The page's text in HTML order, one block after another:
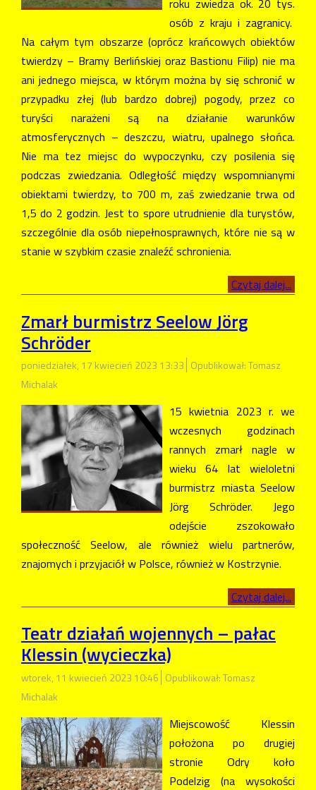
roku zwiedza ok. 20 tys.
osób z kraju i zagranicy.
Na całym tym obszarze (oprócz krańcowych obiektów
twierdzy – Bramy Berlińskiej oraz Bastionu Filip) nie ma
ani jednego miejsca, w którym można by się schronić w
przypadku złej (lub bardzo dobrej) pogody, przez co
turyści narażeni są na działanie warunków
atmosferycznych – deszczu, wiatru, upalnego słońca.
Nie ma tez miejsc do wypoczynku, czy posilenia się
podczas zwiedzania. Odległość między wspomnianymi
obiektami twierdzy, to 700 m, zaś zwiedzanie trwa od
1,5 do 2 godzin. Jest to spore utrudnienie dla turystów,
szczególnie dla osób niepełnosprawnych, które nie są w
stanie w szybkim czasie znaleźć schronienia.
Czytaj dalej...
Zmarł burmistrz Seelow Jörg
Schröder
poniedziałek, 17 kwiecień 2023 13:33 Opublikował: Tomasz
Michalak
15 kwietnia 2023 r. we
wczesnych godzinach
rannych zmarł nagle w
wieku 64 lat wieloletni
burmistrz miasta Seelow
Jörg Schröder. Jego
odejście zszokowało
społeczność Seelow, ale również wielu partnerów,
znajomych i przyjaciół w Polsce, również w Kostrzynie.
Czytaj dalej...
Teatr działań wojennych – pałac
Klessin (wycieczka)
wtorek, 11 kwiecień 2023 10:46 Opublikował: Tomasz
Michalak
Miejscowość Klessin
położona po drugiej
stronie Odry koło
Podelzig (na wysokości